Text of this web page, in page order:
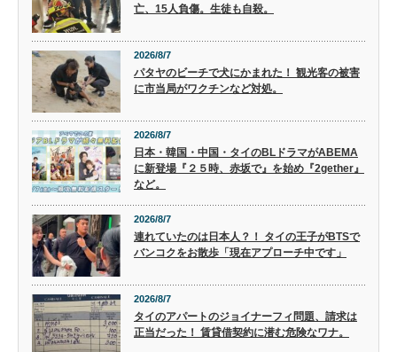
亡、15人負傷。生徒も自殺。
2026/8/7
パタヤのビーチで犬にかまれた！ 観光客の被害
に市当局がワクチンなど対処。
2026/8/7
日本・韓国・中国・タイのBLドラマがABEMA
に新登場『２５時、赤坂で』を始め『2gether』
など。
2026/8/7
連れていたのは日本人？！ タイの王子がBTSで
バンコクをお散歩「現在アプローチ中です」
2026/8/7
タイのアパートのジョイナーフィ問題、請求は
正当だった！ 賃貸借契約に潜む危険なワナ。